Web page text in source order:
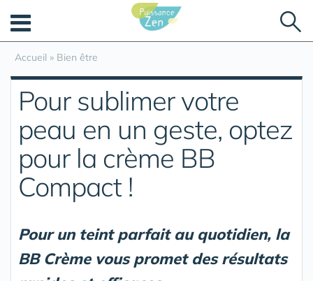
Accueil » Bien être
Pour sublimer votre
peau en un geste, optez
pour la crème BB
Compact !
Pour un teint parfait au quotidien, la
BB Crème vous promet des résultats
Panneau de gestion des cookies